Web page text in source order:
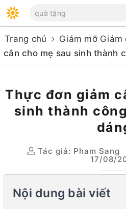
Trang chủ Giảm mỡ Giảm
cân cho mẹ sau sinh thành
Thực đơn giảm
sinh thành
Tác giả: Pham Sang
17/08/
Nội dung bài viết